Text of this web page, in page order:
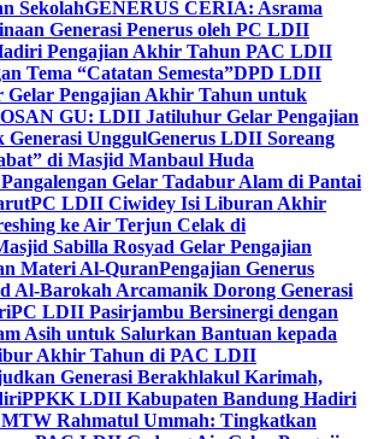
SekolahGENERUS CERIA: Asrama
Generasi Penerus oleh PC LDII
Pengajian Akhir Tahun PAC LDII
Tema “Catatan Semesta”DPD LDII
Gelar Pengajian Akhir Tahun untuk
GU: LDII Jatiluhur Gelar Pengajian
UnggulGenerus LDII Soreang
di Masjid Manbaul Huda
Gelar Tadabur Alam di Pantai
PC LDII Ciwidey Isi Liburan Akhir
ke Air Terjun Celak di
Sabilla Rosyad Gelar Pengajian
Materi Al-QuranPengajian Generus
Al-Barokah Arcamanik Dorong Generasi
PC LDII Pasirjambu Bersinergi dengan
Asih untuk Salurkan Bantuan kepada
Akhir Tahun di PAC LDII
Generasi Berakhlakul Karimah,
PPKK LDII Kabupaten Bandung Hadiri
Rahmatul Ummah: Tingkatkan